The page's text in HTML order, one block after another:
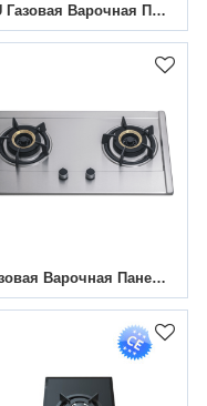
RU Газовая Варочная Панель Из Нержавеющей Стали С 2 Конфорками|MGBS-312T
Газовая Варочная Панель Из Нержавеющей Стали С 2 Конфорками|MGBS-765B|760 Мм